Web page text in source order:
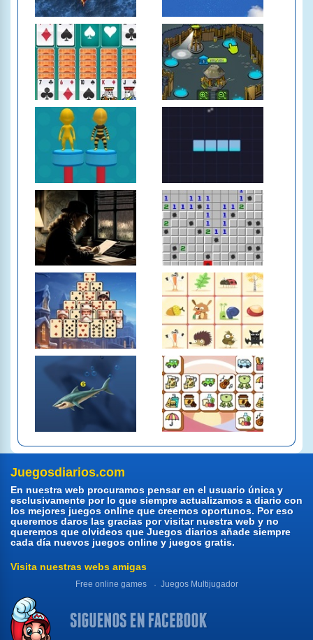
Juegosdiarios.com
En nuestra web procuramos pensar en el usuario única y
esclusivamente por lo que siempre actualizamos a diario con
los mejores juegos online que creemos oportunos. Por eso
queremos daros las gracias por visitar nuestra web y no
queremos que olvideos que Juegos diarios añade siempre
cada día nuevos juegos online y juegos gratis.
Visita nuestras webs amigas
Free online games Juegos Multijugador